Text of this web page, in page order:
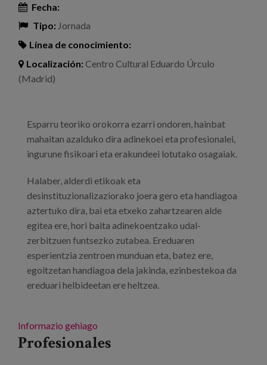
Fecha:
Tipo: Jornada
Línea de conocimiento:
Localización:Centro Cultural Eduardo Úrculo
(Madrid)
Esparru teoriko orokorra ezarri ondoren, hainbat
mahaitan azalduko dira adinekoei eta profesionalei,
ingurune fisikoari eta erakundeei lotutako osagaiak.
Halaber, alderdi etikoak eta
desinstituzionalizaziorako joera gero eta handiagoa
aztertuko dira, bai eta etxeko zahartzearen alde
egitea ere, hori baita adinekoentzako udal-
zerbitzuen funtsezko zutabea. Ereduaren
esperientzia zentroen munduan eta, batez ere,
egoitzetan handiagoa dela jakinda, ezinbestekoa da
ereduari helbideetan ere heltzea.
Informazio gehiago
Profesionales